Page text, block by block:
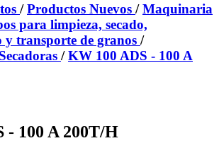
/Productos Nuevos /Maquinaria
para limpieza, secado,
y transporte de granos /
Secadoras /KW 100 ADS - 100 A
- 100 A 200T/H